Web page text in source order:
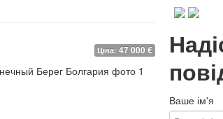
Ціна: 47 000 €
Ваше ім'я